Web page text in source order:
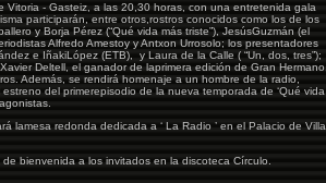
- Gasteiz, a las 20,30 horas, con una entretenida gala
participarán, entre otros,rostros conocidos como los de los
y Borja Pérez (“Qué vida más triste”), JesúsGuzmán (el
Alfredo Amestoy y Antxon Urrosolo; los presentadores
e IñakiLópez (ETB), y Laura de la Calle ( “Un, dos, tres”);
Deltell, el ganador de laprimera edición de Gran Hermano,
Además, se rendirá homenaje a un hombre de la radio,
del primerepisodio de la nueva temporada de ‘Qué vida
lamesa redonda dedicada a ‘ La Radio ’ en el Palacio de Villa
bienvenida a los invitados en la discoteca Círculo.